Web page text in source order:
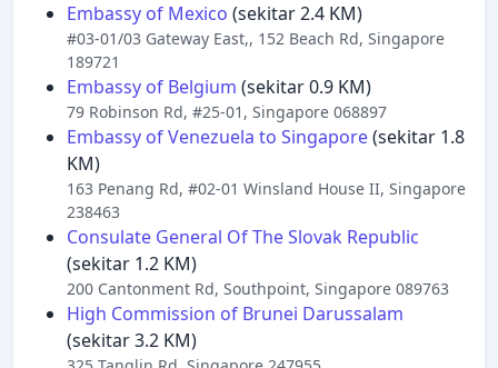
Embassy of Mexico (sekitar 2.4 KM)
#03-01/03 Gateway East,, 152 Beach Rd, Singapore
189721
Embassy of Belgium (sekitar 0.9 KM)
79 Robinson Rd, #25-01, Singapore 068897
Embassy of Venezuela to Singapore(sekitar 1.8
KM)
163 Penang Rd, #02-01 Winsland House II, Singapore
238463
Consulate General Of The Slovak Republic
(sekitar 1.2 KM)
200 Cantonment Rd, Southpoint, Singapore 089763
High Commission of Brunei Darussalam
(sekitar 3.2 KM)